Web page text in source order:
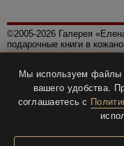
©2005-2026 Галерея
подарочные книги в
Политика
Все права защищены.
Разработка и дизайнBTV-
Мы используем файлы
вашего удобства.
соглашаетесь с